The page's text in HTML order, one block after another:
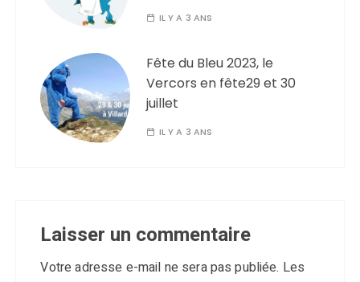
IL Y A 3 ANS
Fête du Bleu 2023, le
Vercors en fête29 et 30
juillet
IL Y A 3 ANS
Laisser un commentaire
Votre adresse e-mail ne sera pas publiée. Les